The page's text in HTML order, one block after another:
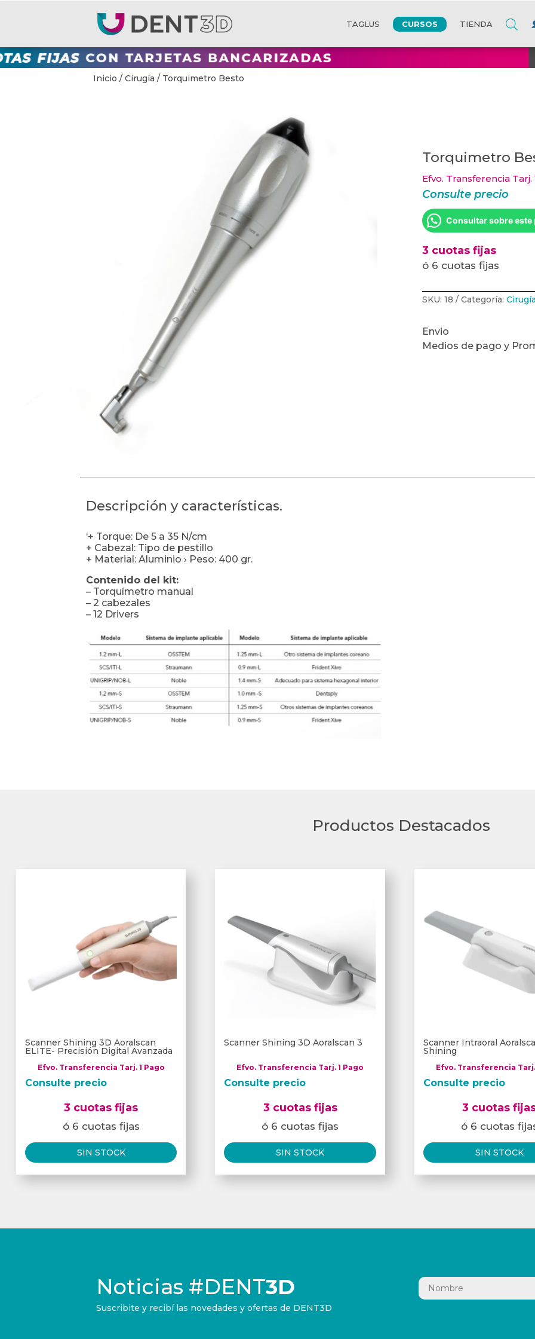
TAGLUS CURSOS TIENDA
Inicio / Cirugía / Torquimetro Besto
Torquimetro
Efvo. Transferencia Tarj.
Consulte precio
Consultar sobre este
3 cuotas fijas
ó 6 cuotas fijas
SKU:18 Categoría:Cirugía
Envio
Medios de pago y
Descripción y características.
‘+ Torque: De 5 a 35 N/cm
+ Cabezal: Tipo de pestillo
+ Material: Aluminio › Peso: 400 gr.
Contenido del kit:
– Torquímetro manual
– 2 cabezales
– 12 Drivers
Productos Destacados
Scanner Shining 3D Aoralscan
ELITE- Precisión Digital Avanzada
Efvo. Transferencia Tarj. 1 Pago
Consulte precio
3 cuotas fijas
ó 6 cuotas fijas
SIN STOCK
Scanner Shining 3D Aoralscan 3
Efvo. Transferencia Tarj. 1 Pago
Consulte precio
3 cuotas fijas
ó 6 cuotas fijas
SIN STOCK
Scanner Intraoral
Shining
Efvo. Transferencia Tarj.
Consulte precio
3 cuotas
ó 6 cuotas
SIN STOCK
Noticias #DENT3D
Suscribite y recibí las novedades y ofertas de DENT3D